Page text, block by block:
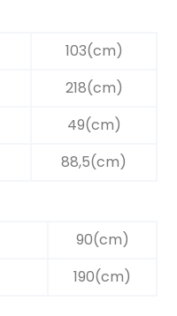
103(cm)
218(cm)
49(cm)
88,5(cm)
90(cm)
190(cm)